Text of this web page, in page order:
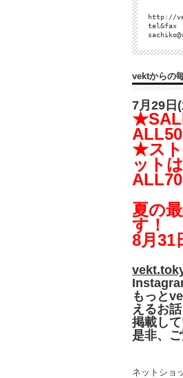
http://
tel&fax
vektからの
7月29日(
★スト
ットは
夏の
す！
8月31
もっと
えるお
掲載して
是非、
ネットショ